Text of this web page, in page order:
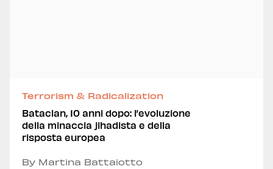
Terrorism & Radicalization
Bataclan, 10 anni dopo: l’evoluzione
della minaccia jihadista e della
risposta europea
By Martina Battaiotto